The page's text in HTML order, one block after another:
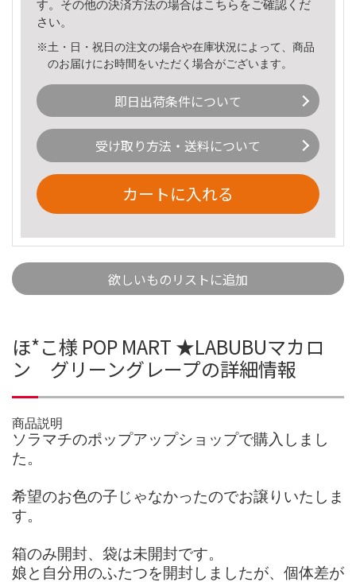
す。その他の決済方法の場合はこちら をご確認くだ
さい。
※土・日・祝日の注文の場合や在庫状況によって、商品
のお届けにお時間をいただく場合がございます。
即日出荷条件について
受け取り方法・送料について
カートに入れる
欲しいものリストに追加
ほ*こ様 POP MART ★LABUBUマカロ
ン グリーングレープの詳細情報
商品説明
ソラマチのポップアップショップで購入しまし
た。
希望のお色の子じゃなかったのでお譲りいたしま
す。
箱のみ開封、袋は未開封です。
娘と自分用のふたつを開封しましたが、個体差が